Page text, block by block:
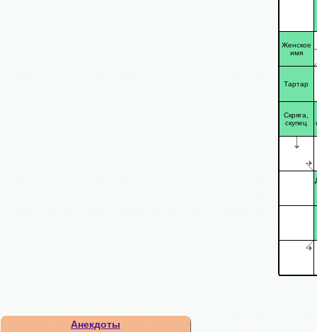
Анекдоты
Женское
имя
Тартар
Скряга,
скупец